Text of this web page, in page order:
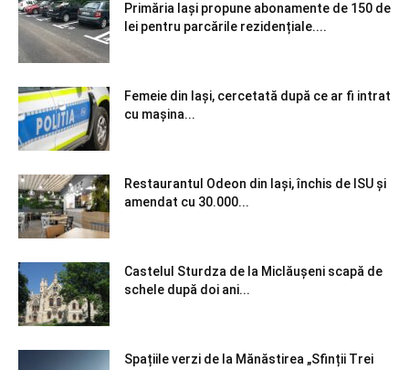
Primăria Iași propune abonamente de 150 de
lei pentru parcările rezidențiale....
Femeie din Iași, cercetată după ce ar fi intrat
cu mașina...
Restaurantul Odeon din Iași, închis de ISU și
amendat cu 30.000...
Castelul Sturdza de la Miclăușeni scapă de
schele după doi ani...
Spațiile verzi de la Mănăstirea „Sfinții Trei